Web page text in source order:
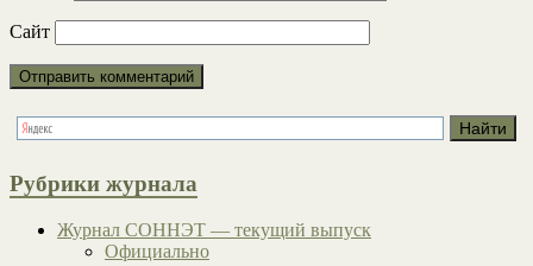
Сайт
Рубрики журнала
Журнал СОННЭТ — текущий выпуск
Официально